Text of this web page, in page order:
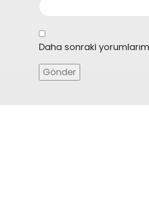
Daha sonraki